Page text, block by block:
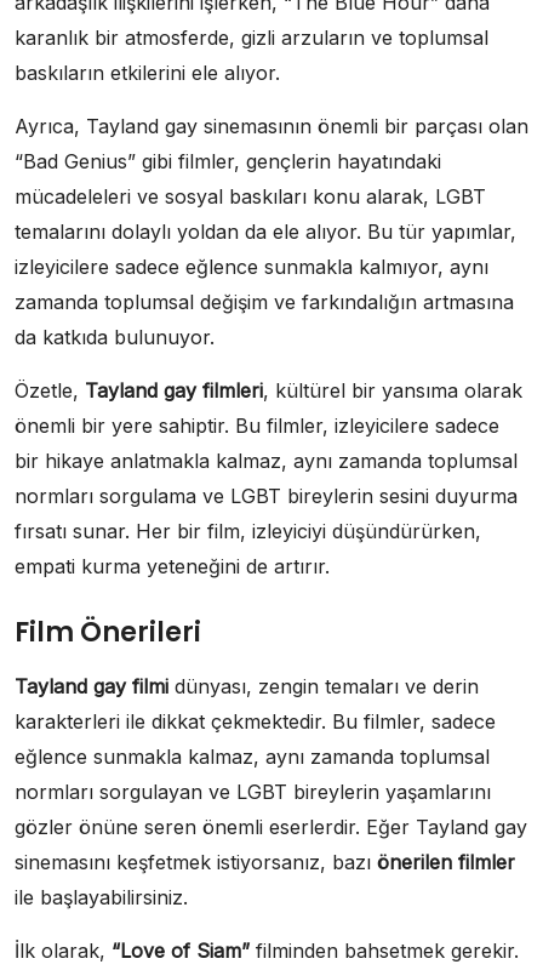
karanlık bir atmosferde, gizli arzuların ve toplumsal
baskıların etkilerini ele alıyor.
Ayrıca, Tayland gay sinemasının önemli bir parçası olan
“Bad Genius” gibi filmler, gençlerin hayatındaki
mücadeleleri ve sosyal baskıları konu alarak, LGBT
temalarını dolaylı yoldan da ele alıyor. Bu tür yapımlar,
izleyicilere sadece eğlence sunmakla kalmıyor, aynı
zamanda toplumsal değişim ve farkındalığın artmasına
da katkıda bulunuyor.
Özetle, Tayland gay filmleri, kültürel bir yansıma olarak
önemli bir yere sahiptir. Bu filmler, izleyicilere sadece
bir hikaye anlatmakla kalmaz, aynı zamanda toplumsal
normları sorgulama ve LGBT bireylerin sesini duyurma
fırsatı sunar. Her bir film, izleyiciyi düşündürürken,
empati kurma yeteneğini de artırır.
Film Önerileri
Tayland gay filmi dünyası, zengin temaları ve derin
karakterleri ile dikkat çekmektedir. Bu filmler, sadece
eğlence sunmakla kalmaz, aynı zamanda toplumsal
normları sorgulayan ve LGBT bireylerin yaşamlarını
gözler önüne seren önemli eserlerdir. Eğer Tayland gay
sinemasını keşfetmek istiyorsanız, bazı önerilen filmler
ile başlayabilirsiniz.
İlk olarak, “Love of Siam” filminden bahsetmek gerekir.